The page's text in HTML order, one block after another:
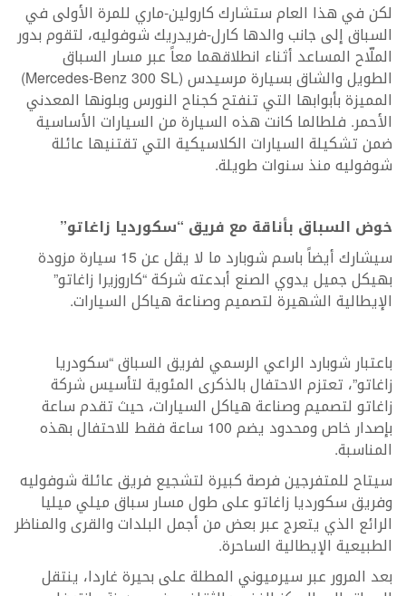
لكن في هذا العام ستشارك كارولين-ماري للمرة الأولى في
السباق إلى جانب والدها كارل-فريدريك شوفوليه، لتقوم بدور
الملّاح المساعد أثناء انطلاقهما معاً عبر مسار السباق
الطويل والشاق بسيارة مرسيدس (Mercedes-Benz 300 SL)
المميزة بأبوابها التي تنفتح كجناح النورس وبلونها المعدني
الأحمر. فلطالما كانت هذه السيارة من السيارات الأساسية
ضمن تشكيلة السيارات الكلاسيكية التي تقتنيها عائلة
شوفوليه منذ سنوات طويلة.
خوض السباق بأناقة مع فريق “سكورديا زاغاتو”
سيشارك أيضاً باسم شوبارد ما لا يقل عن 15 سيارة مزودة
بهيكل جميل يدوي الصنع أبدعته شركة “كاروزيرا زاغاتو”
الإيطالية الشهيرة لتصميم وصناعة هياكل السيارات.
باعتبار شوبارد الراعي الرسمي لفريق السباق “سكودريا
زاغاتو”، تعتزم الاحتفال بالذكرى المئوية لتأسيس شركة
زاغاتو لتصميم وصناعة هياكل السيارات، حيث تقدم ساعة
بإصدار خاص ومحدود يضم 100 ساعة فقط للاحتفال بهذه
المناسبة.
سيتاح للمتفرجين فرصة كبيرة لتشجيع فريق عائلة شوفوليه
وفريق سكورديا زاغاتو على طول مسار سباق ميلي ميليا
الرائع الذي يتعرج عبر بعض من أجمل البلدات والقرى والمناظر
الطبيعية الإيطالية الساحرة.
بعد المرور عبر سيرميوني المطلة على بحيرة غاردا، ينتقل